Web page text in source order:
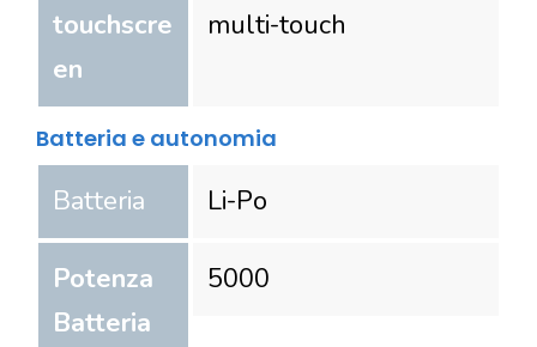
touchscre
en
multi-touch
Batteria e autonomia
Batteria Li-Po
Potenza
Batteria
5000